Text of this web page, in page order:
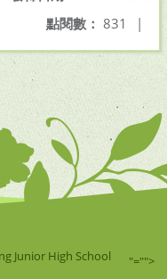
點閱數： 831 |
Junior High School
"="">